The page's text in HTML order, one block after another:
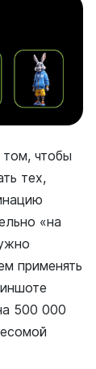
чтобы
тех,
«на
применять
500 000